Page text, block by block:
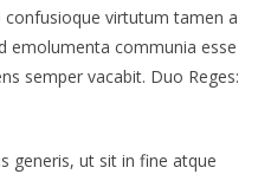
virtutum tamen a
emolumenta communia esse
semper vacabit. Duo Reges:
generis, ut sit in fine atque